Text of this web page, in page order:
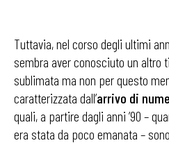
Tuttavia, nel corso degli ultimi
sembra aver conosciuto un altro
sublimata ma non per questo
caratterizzata dall’arrivo di
quali, a partire dagli anni ’90 –
era stata da poco emanata –